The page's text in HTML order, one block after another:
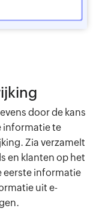
door de kans
informatie te
Zia verzamelt
en klanten op het
eerste informatie
uit e-